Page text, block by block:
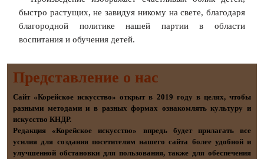
быстро растущих, не завидуя никому на свете, благодаря
благородной политике нашей партии в области
воспитания и обучения детей.
Представление о наc
Сайт «Корейское искусство» открыт в 2019 году в целях, чтобы
разными методами и в разных формах ознакомлять культуру и
искусство КНДР.
Редакция «Корейское искусство» впредь будет прилагать все
усилия для создания посетителям нашего сайта более удобной и
улучшенной обстановки для пользования, также для обеспечения